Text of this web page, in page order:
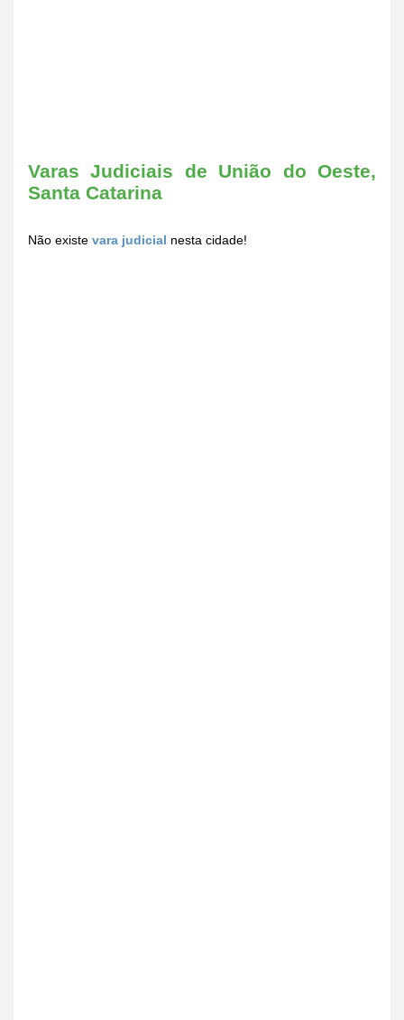
Varas Judiciais de União do Oeste,
Santa Catarina
Não existe vara judicial nesta cidade!